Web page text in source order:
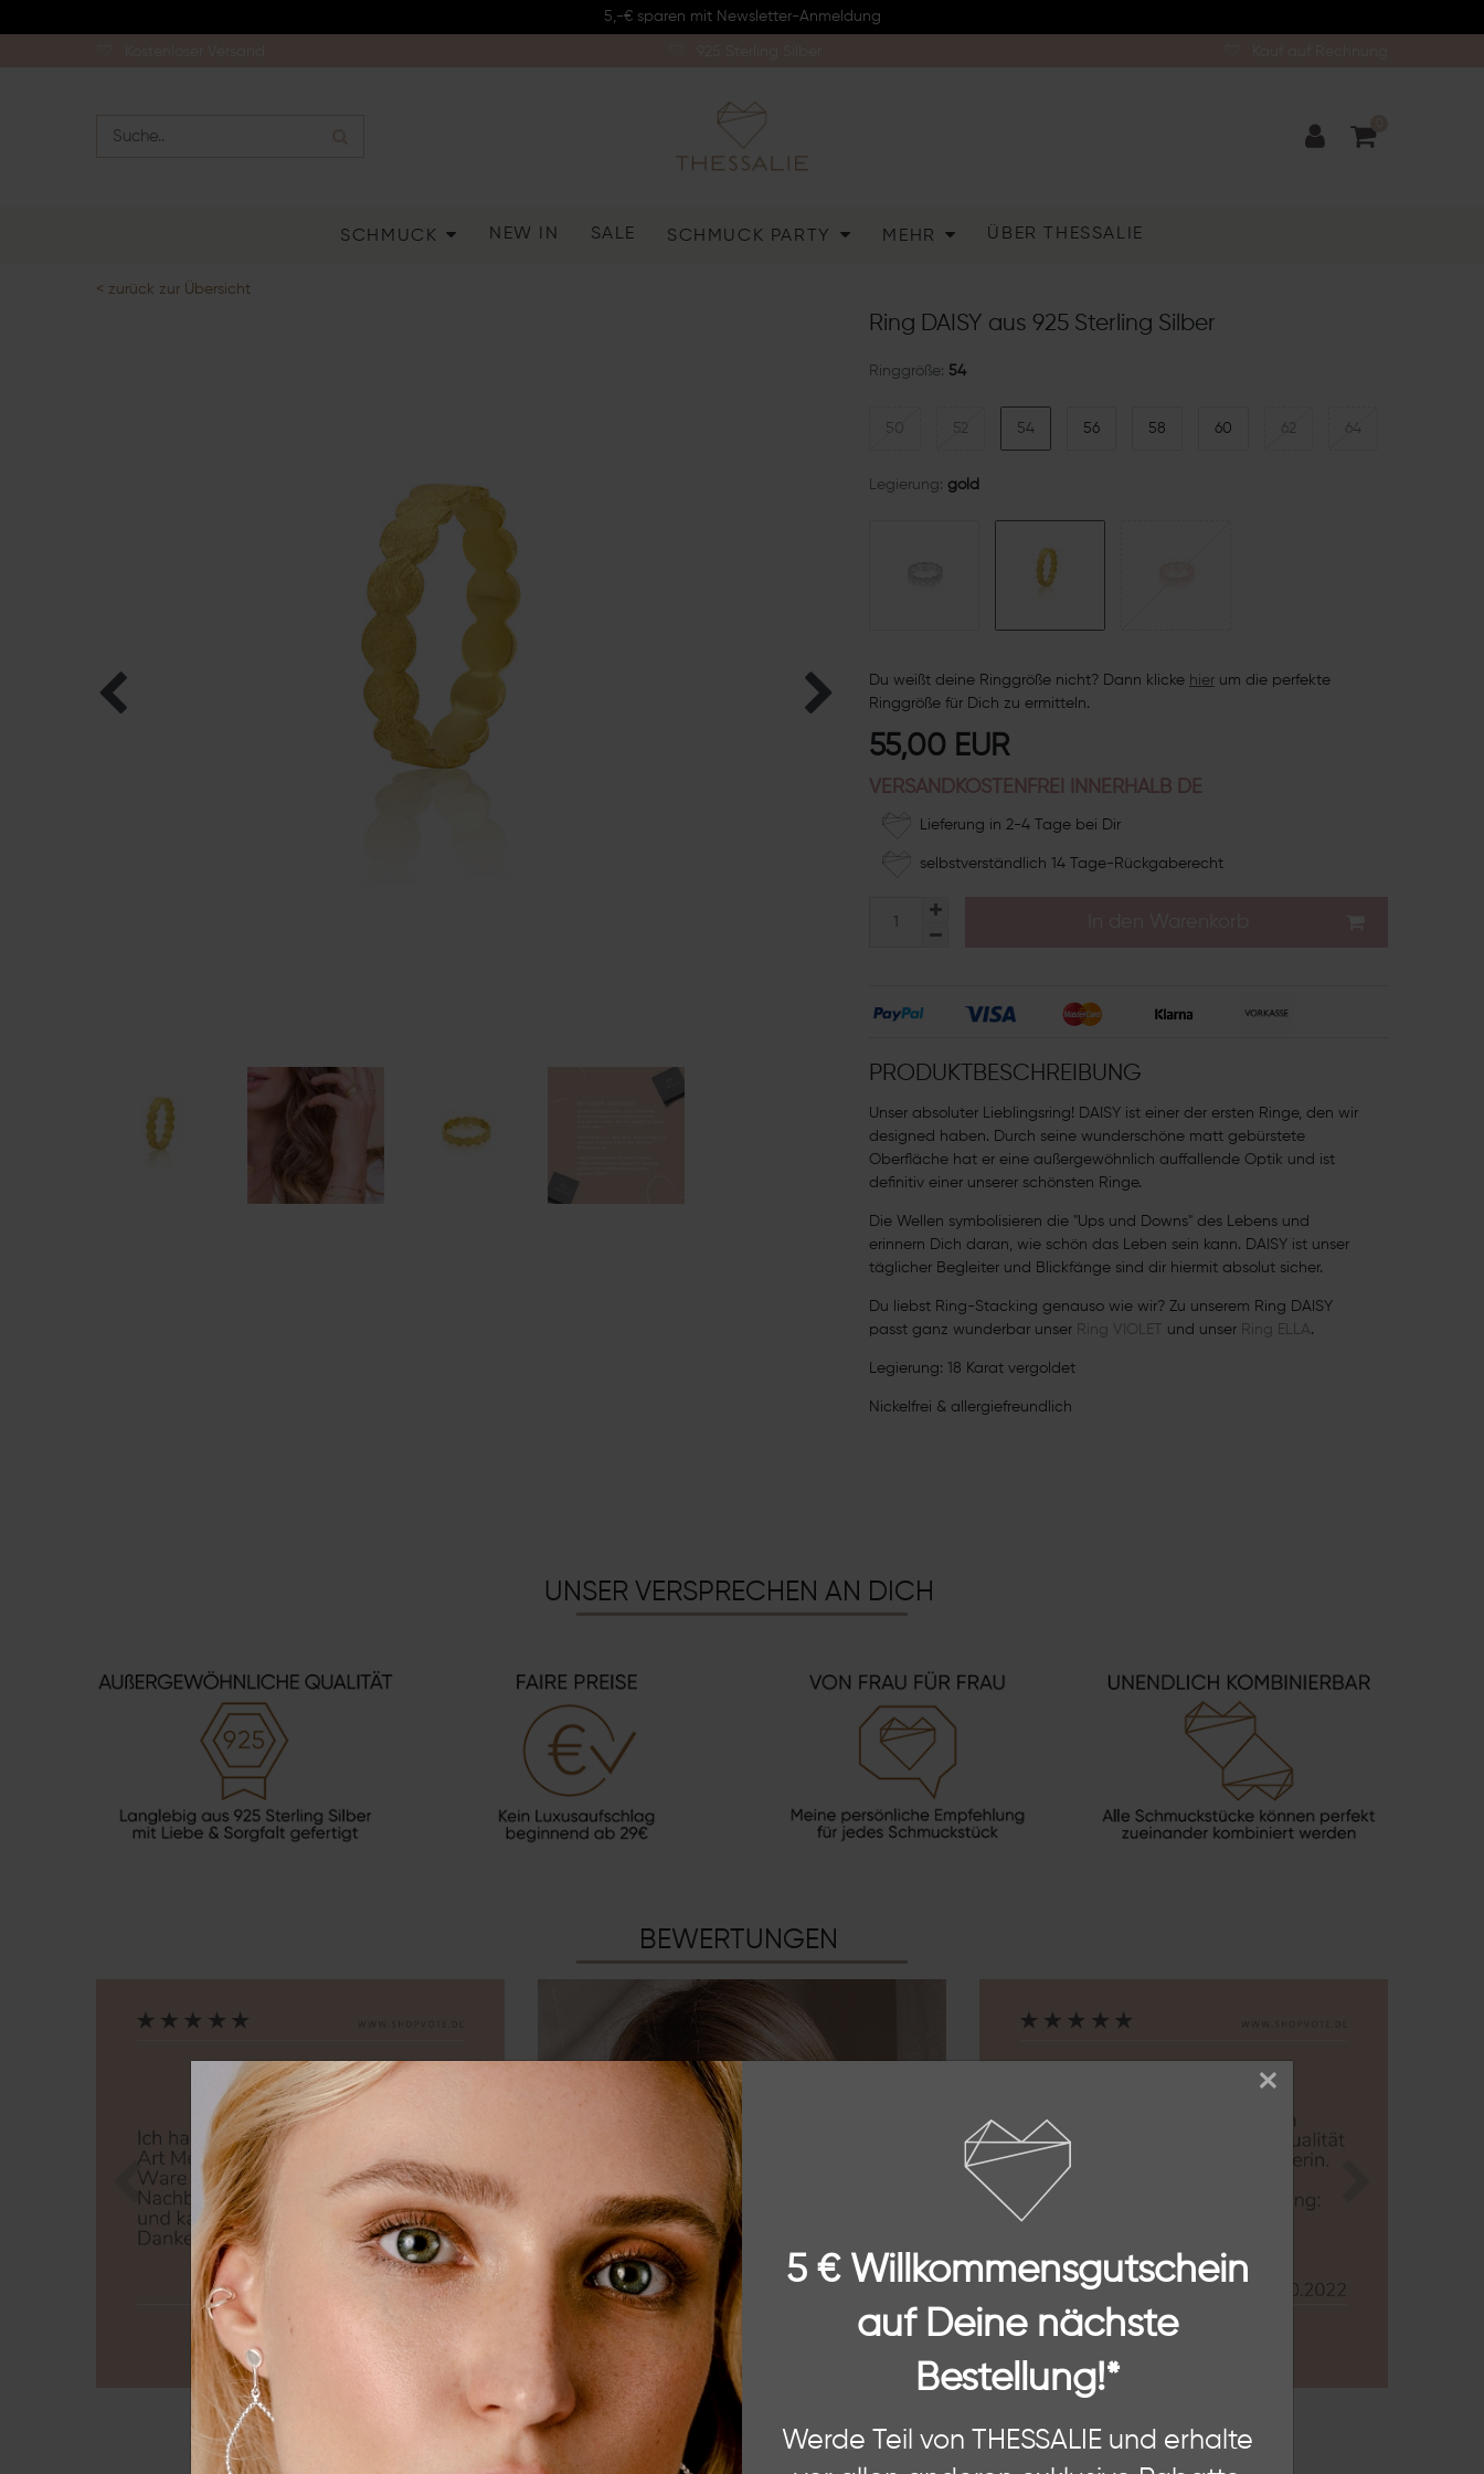
5,-€ sparen mit Newsletter-Anmeldung
SCHMUCK NEW IN SALE SCHMUCK PARTY MEHR ÜBER THESSALIE
< zurück zur Übersicht
Ring DAISY aus 925 Sterling Silber
Ringgröße: 54
50 52 54 56 58 60 62 64
Legierung: gold
Du weißt deine Ringgröße nicht? Dann klicke hier um die perfekte
Ringgröße für Dich zu ermitteln.
55,00 EUR
VERSANDKOSTENFREI INNERHALB DE
Lieferung in 2-4 Tage bei Dir
selbstverständlich 14 Tage-Rückgaberecht
PRODUKTBESCHREIBUNG
Unser absoluter Lieblingsring! DAISY ist einer der ersten Ringe, den wir
designed haben. Durch seine wunderschöne matt gebürstete
Oberfläche hat er eine außergewöhnlich auffallende Optik und ist
definitiv einer unserer schönsten Ringe.
Die Wellen symbolisieren die "Ups und Downs" des Lebens und
erinnern Dich daran, wie schön das Leben sein kann. DAISY ist unser
täglicher Begleiter und Blickfänge sind dir hiermit absolut sicher.
Du liebst Ring-Stacking genauso wie wir? Zu unserem Ring DAISY
passt ganz wunderbar unser Ring VIOLET und unser Ring ELLA.
Legierung: 18 Karat vergoldet
Nickelfrei & allergiefreundlich
UNSER VERSPRECHEN AN DICH
BEWERTUNGEN
Zurück Nächste Zurück
ÜBER THESSALIE
Wir nutzen Cookies auf unserer Website. Einige von diesen sind essenziell, während andere uns helfen, diese Website und Ihre
Erfahrung zu verbessern. Weitere Informationen zu den von uns verwendeten Cookies und Deinen Rechten als Nutzer findest Du in
und unserem
5 € Willkommensgutschein
auf Deine nächste
Bestellung!*
Werde Teil von THESSALIE und erhalte
×